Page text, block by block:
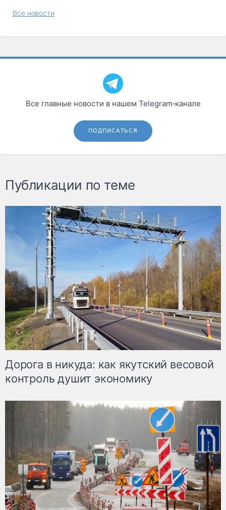
Все новости
Все главные новости в нашем Telegram‑канале
ПОДПИСАТЬСЯ
Публикации по теме
Дорога в никуда: как якутский весовой
контроль душит экономику